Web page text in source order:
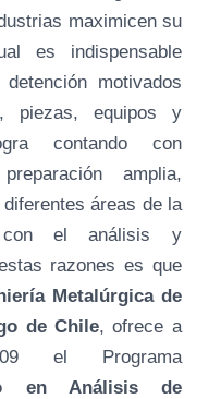
maximicen su
es indispensable
motivados
piezas, equipos y
contando con
amplia,
áreas de la
con el análisis y
razones es que
Metalúrgica de
de Chile, ofrece a
el Programa
en Análisis de